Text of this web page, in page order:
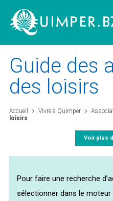
Vivre à Quimper
Découvrir Quimper
Quimper citoyenne
Guide des
des loisirs
Accueil Vivre à Quimper
loisirs
Voir plus
Pour faire une recherche
sélectionner dans le moteur